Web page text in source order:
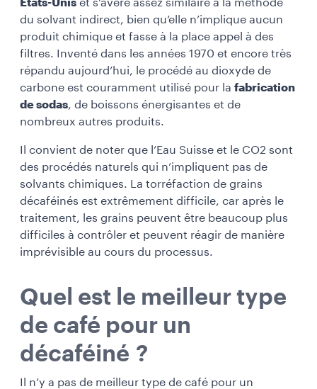
États-Unis et s’avère assez similaire à la méthode
du solvant indirect, bien qu’elle n’implique aucun
produit chimique et fasse à la place appel à des
filtres. Inventé dans les années 1970 et encore très
répandu aujourd’hui, le procédé au dioxyde de
carbone est couramment utilisé pour la fabrication
de sodas, de boissons énergisantes et de
nombreux autres produits.
Il convient de noter que l’Eau Suisse et le CO2 sont
des procédés naturels qui n’impliquent pas de
solvants chimiques. La torréfaction de grains
décaféinés est extrêmement difficile, car après le
traitement, les grains peuvent être beaucoup plus
difficiles à contrôler et peuvent réagir de manière
imprévisible au cours du processus.
Quel est le meilleur type
de café pour un
décaféiné ?
Il n’y a pas de meilleur type de café pour un